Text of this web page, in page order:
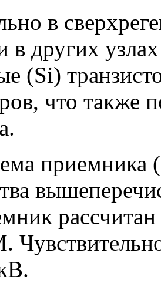
в
в других
(Si)
что также
приемника
рассчитан